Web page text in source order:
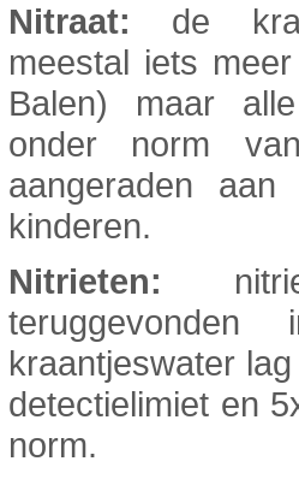
Nitraat: de
meestal iets
Balen) maar
onder norm
aangeraden
kinderen.
Nitrieten:
kraantjeswater
detectielimiet en
norm.